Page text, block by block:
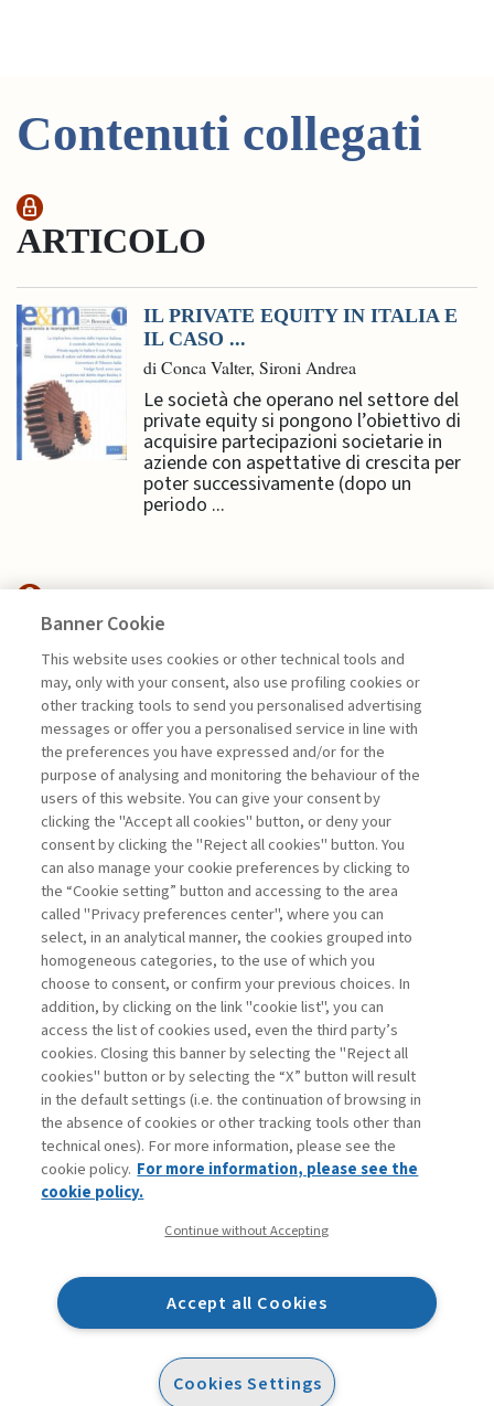
Contenuti collegati
ARTICOLO
IL PRIVATE EQUITY IN ITALIA E
IL CASO ...
di Conca Valter, Sironi Andrea
Le società che operano nel settore del
private equity si pongono l’obiettivo di
acquisire partecipazioni societarie in
aziende con aspettative di crescita per
poter successivamente (dopo un
periodo ...
ECONOMIA & MERCATI
SANZIONI OCCIDENTALI E
RESILIENZA DELLA ...
di Gianmarco Ottaviano
La consultazione dei libri è riservata esclusivamente
agli abbonati Premium
Legenda: Accedi Per registrati Per abbonati
Contatti
Abbonamenti
Archivio rubriche
Privacy
Dichiarazione di accessibilità
Mappa del sito
Banner Cookie
This website uses cookies or other technical tools and
may, only with your consent, also use profiling cookies or
other tracking tools to send you personalised advertising
messages or offer you a personalised service in line with
the preferences you have expressed and/or for the
purpose of analysing and monitoring the behaviour of the
users of this website. You can give your consent by
clicking the "Accept all cookies" button, or deny your
consent by clicking the "Reject all cookies" button. You
can also manage your cookie preferences by clicking to
the “Cookie setting” button and accessing to the area
called "Privacy preferences center", where you can
select, in an analytical manner, the cookies grouped into
homogeneous categories, to the use of which you
choose to consent, or confirm your previous choices. In
addition, by clicking on the link "cookie list", you can
access the list of cookies used, even the third party’s
cookies. Closing this banner by selecting the "Reject all
cookies" button or by selecting the “X” button will result
in the default settings (i.e. the continuation of browsing in
the absence of cookies or other tracking tools other than
technical ones). For more information, please see the
cookie policy. For more information, please see the
cookie policy.
Continue without Accepting
Accept all Cookies
Cookies Settings